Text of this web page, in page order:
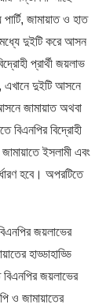
জামায়াত ও হাত
মধ্যে দুইটি করে আসন
প্রার্থী জয়লাভ
এখানে দুইটি আসনে
জামায়াত অথবা
বিদ্রোহী
ইসলামী এবং
হবে। অপরটিতে
জয়লাভের
হাড্ডাহাড্ডি
জয়লাভের
ও জামায়াতের